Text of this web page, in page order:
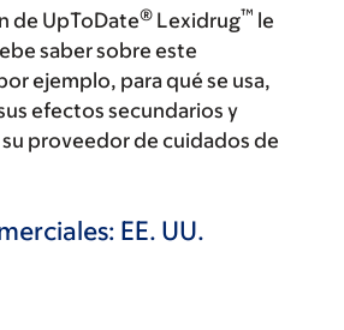
de UpToDate® Lexidrug™ le
saber sobre este
ejemplo, para qué se usa,
efectos secundarios y
proveedor de cuidados de
EE. UU.